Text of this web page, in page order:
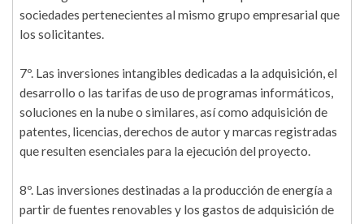
sociedades pertenecientes al mismo grupo empresarial que
los solicitantes.
7º. Las inversiones intangibles dedicadas a la adquisición, el
desarrollo o las tarifas de uso de programas informáticos,
soluciones en la nube o similares, así como adquisición de
patentes, licencias, derechos de autor y marcas registradas
que resulten esenciales para la ejecución del proyecto.
8º. Las inversiones destinadas a la producción de energía a
partir de fuentes renovables y los gastos de adquisición de